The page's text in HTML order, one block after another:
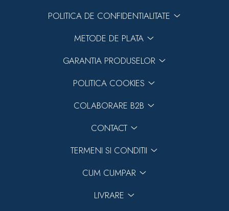
POLITICA DE CONFIDENTIALITATE
METODE DE PLATA
GARANTIA PRODUSELOR
POLITICA COOKIES
COLABORARE B2B
CONTACT
TERMENI SI CONDITII
CUM CUMPAR
LIVRARE